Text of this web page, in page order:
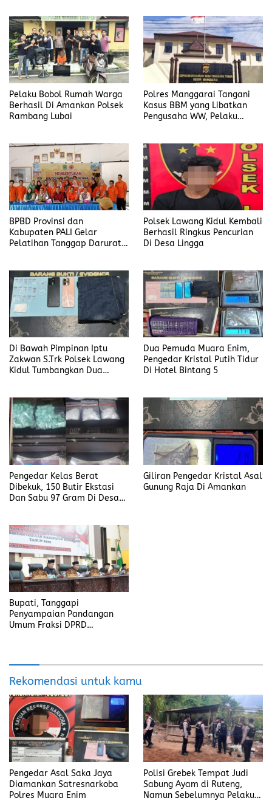
Apa?
Pelaku Bobol Rumah Warga
Berhasil Di Amankan Polsek
Rambang Lubai
Polres Manggarai Tangani
Kasus BBM yang Libatkan
Pengusaha WW, Pelaku
BPBD Provinsi dan
Kabupaten PALI Gelar
Pelatihan Tanggap Darurat
Polsek Lawang Kidul Kembali
Berhasil Ringkus Pencurian
Di Desa Lingga
Di Bawah Pimpinan Iptu
Zakwan S.Trk Polsek Lawang
Kidul Tumbangkan Dua
Dua Pemuda Muara Enim,
Pengedar Kristal Putih Tidur
Di Hotel Bintang 5
Pengedar Kelas Berat
Dibekuk, 150 Butir Ekstasi
Dan Sabu 97 Gram Di Desa
Giliran Pengedar Kristal Asal
Gunung Raja Di Amankan
Bupati, Tanggapi
Penyampaian Pandangan
Umum Fraksi DPRD
Rekomendasi untuk kamu
Pengedar Asal Saka Jaya
Diamankan Satresnarkoba
Polres Muara Enim
Polisi Grebek Tempat Judi
Sabung Ayam di Ruteng,
Namun Sebelumnya Pelaku